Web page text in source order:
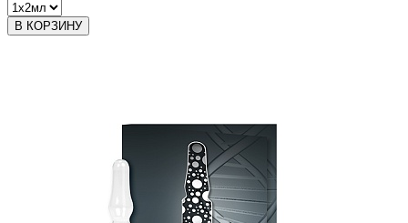
В КОРЗИНУ